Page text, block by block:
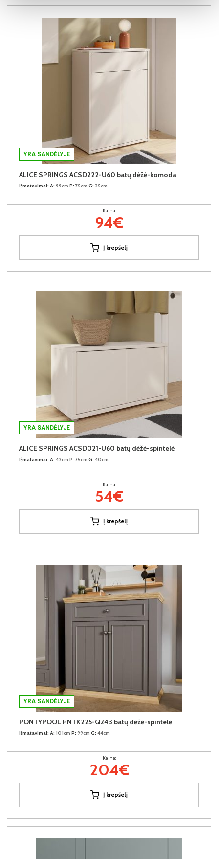
YRA SANDĖLYJE
ALICE SPRINGS ACSD222-U60 batų dėžė-komoda
Išmatavimai: A: 99cm P: 75cm G: 35cm
Kaina:
94€
Į krepšelį
YRA SANDĖLYJE
ALICE SPRINGS ACSD021-U60 batų dėžė-spintelė
Išmatavimai: A: 42cm P: 75cm G: 40cm
Kaina:
54€
Į krepšelį
YRA SANDĖLYJE
PONTYPOOL PNTK225-Q243 batų dėžė-spintelė
Išmatavimai: A: 101cm P: 99cm G: 44cm
Kaina:
204€
Į krepšelį